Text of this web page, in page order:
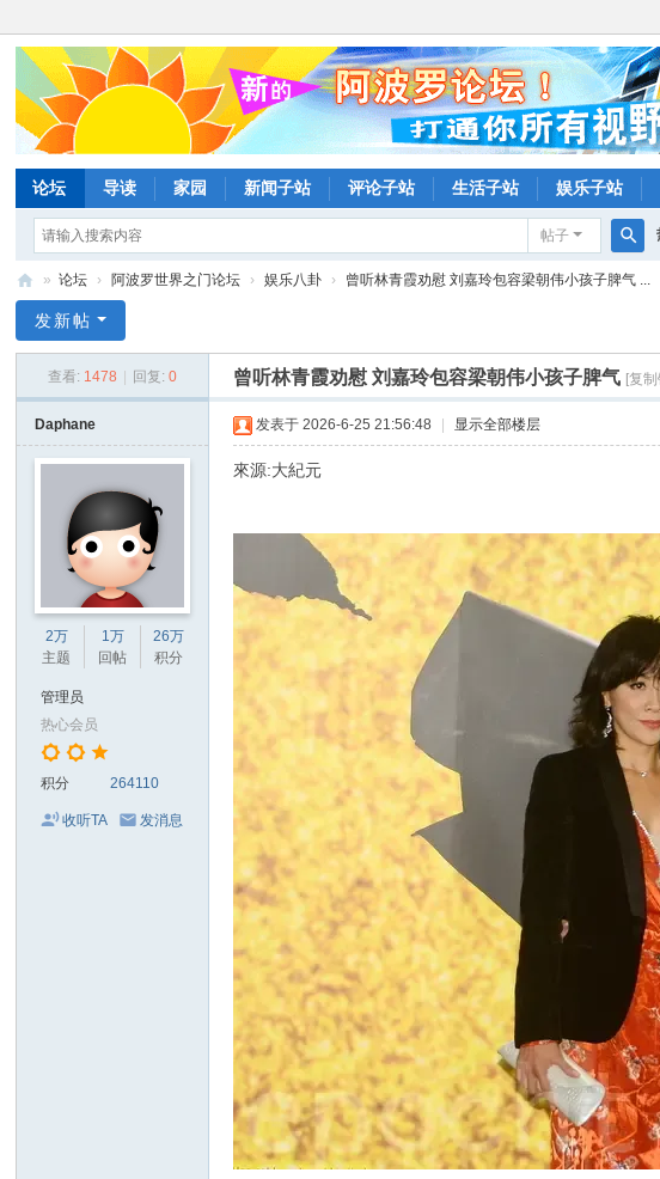
论坛 导读 家园 新闻子站 评论子站 生活子站 娱乐子站
帖子
搜
波
网
» 论坛 › 阿波罗世界之门论坛 › 娱乐八卦 › 曾听林青霞劝慰 刘嘉玲包容梁朝伟小孩子脾气 ...
发新帖
查看: 1478 回复: 0 曾听林青霞劝慰 刘嘉玲包容梁朝伟小孩子脾气 [复
Daphane
2万
主题
1万
回帖
26万
积分
管理员
热心会员
积分 264110
收听TA 发消息
发表于 2026-6-25 21:56:48 显示全部楼层
來源:大紀元